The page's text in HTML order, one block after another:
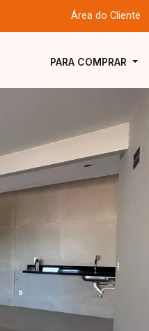
Área do Cliente
PARA COMPRAR